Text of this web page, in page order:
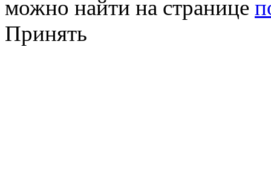
можно найти на странице
Принять